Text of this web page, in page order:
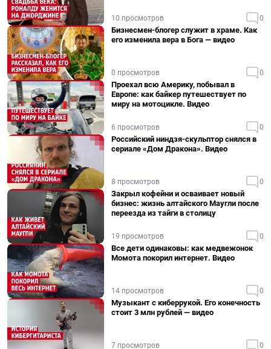
10 просмотров 0
Бизнесмен-блогер служит в храме. Как
его изменила вера в Бога — видео
0 просмотров 0
Проехал всю Америку, побывал в
Европе: как байкер путешествует по
миру на мотоцикле. Видео
6 просмотров 0
Российский ниндзя-скульптор снялся в
сериале «Дом Дракона». Видео
8 просмотров 0
Закрыл кофейни и осваивает новый
бизнес: жизнь алтайского Маугли после
переезда из тайги в столицу
19 просмотров 0
Все дети одинаковы: как медвежонок
Момота покорил интернет. Видео
14 просмотров 0
Музыкант с киберрукой. Его конечность
стоит 3 млн рублей — видео
7 просмотров 0